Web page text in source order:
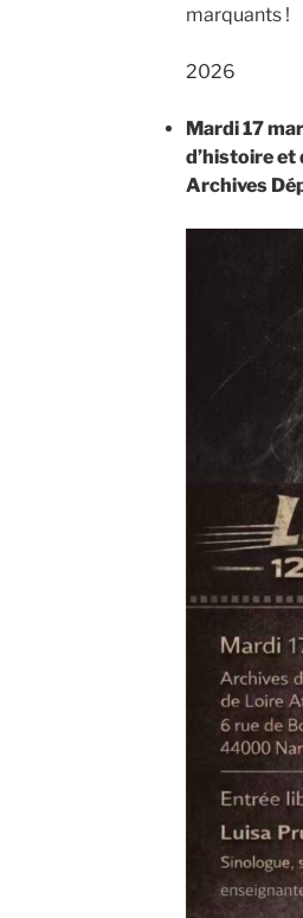
marquants !
2026
Mardi 17
d’histoire et
Archives